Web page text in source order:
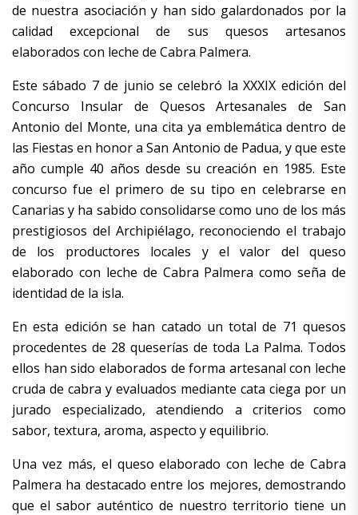
de nuestra asociación y han sido galardonados por la
calidad excepcional de sus quesos artesanos
elaborados con leche de Cabra Palmera.
Este sábado 7 de junio se celebró la XXXIX edición del
Concurso Insular de Quesos Artesanales de San
Antonio del Monte, una cita ya emblemática dentro de
las Fiestas en honor a San Antonio de Padua, y que este
año cumple 40 años desde su creación en 1985. Este
concurso fue el primero de su tipo en celebrarse en
Canarias y ha sabido consolidarse como uno de los más
prestigiosos del Archipiélago, reconociendo el trabajo
de los productores locales y el valor del queso
elaborado con leche de Cabra Palmera como seña de
identidad de la isla.
En esta edición se han catado un total de 71 quesos
procedentes de 28 queserías de toda La Palma. Todos
ellos han sido elaborados de forma artesanal con leche
cruda de cabra y evaluados mediante cata ciega por un
jurado especializado, atendiendo a criterios como
sabor, textura, aroma, aspecto y equilibrio.
Una vez más, el queso elaborado con leche de Cabra
Palmera ha destacado entre los mejores, demostrando
que el sabor auténtico de nuestro territorio tiene un